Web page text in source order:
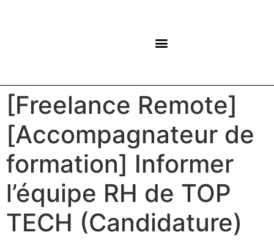
[Freelance Remote]
[Accompagnateur de
formation] Informer
l’équipe RH de TOP
TECH (Candidature)